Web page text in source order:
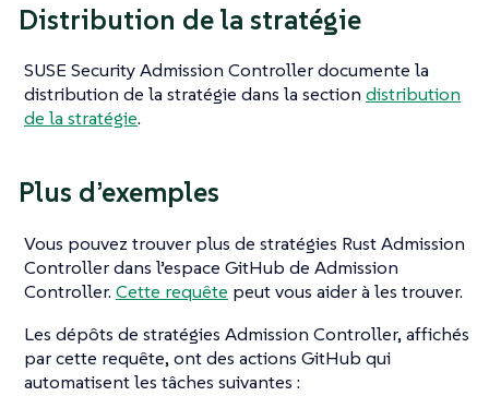
Distribution de la stratégie
SUSE Security Admission Controller documente la
distribution de la stratégie dans la section distribution
de la stratégie.
Plus d’exemples
Vous pouvez trouver plus de stratégies Rust Admission
Controller dans l’espace GitHub de Admission
Controller.Cette requête peut vous aider à les trouver.
Les dépôts de stratégies Admission Controller, affichés
par cette requête, ont des actions GitHub qui
automatisent les tâches suivantes :